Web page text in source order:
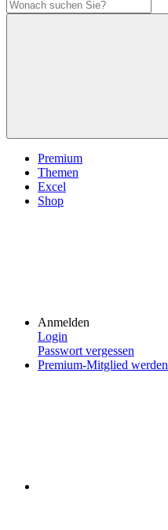
Premium
Themen
Excel
Shop
Anmelden
Login
Passwort vergessen
Premium-Mitglied werden